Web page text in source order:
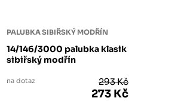
PALUBKA SIBIŘSKÝ MODŘÍN
14/146/3000 palubka klasik
sibiřský modřín
na dotaz 293 Kč
273 Kč